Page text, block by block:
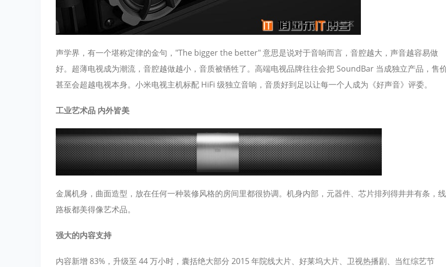
声学界，有一个堪称定律的金句，"The bigger the better" 意思是说对于音响而言，音腔越大，声音越容易做
好。超薄电视成为潮流，音腔越做越小，音质被牺牲了。高端电视品牌往往会把 SoundBar 当成独立产品，售
甚至会超越电视本身。小米电视主机标配 HiFi 级独立音响，音质好到足以让每一个人成为《好声音》评委。
工业艺术品 内外皆美
金属机身，曲面造型，放在任何一种装修风格的房间里都很协调。机身内部，元器件、芯片排列得井井有条，线
路板都美得像艺术品。
强大的内容支持
内容新增 83%，升级至 44 万小时，囊括绝大部分 2015 年院线大片、好莱坞大片、卫视热播剧、当红综艺节